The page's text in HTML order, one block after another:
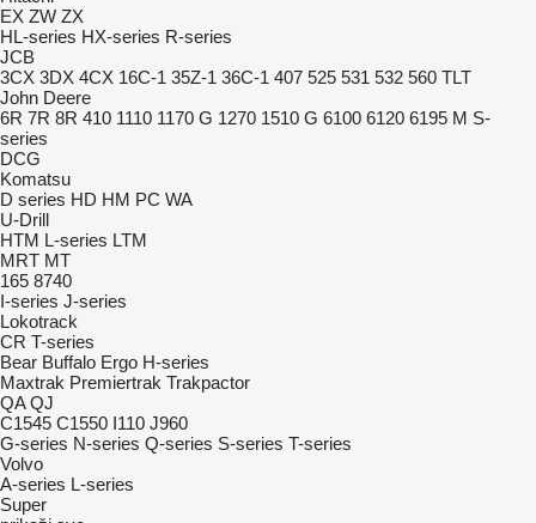
EX ZW ZX
HL-series HX-series R-series
JCB
3CX 3DX 4CX 16C-1 35Z-1 36C-1 407 525 531 532 560 TLT
John Deere
6R 7R 8R 410 1110 1170 G 1270 1510 G 6100 6120 6195 M S-
series
DCG
Komatsu
D series HD HM PC WA
U-Drill
HTM L-series LTM
MRT MT
165 8740
I-series J-series
Lokotrack
CR T-series
Bear Buffalo Ergo H-series
Maxtrak Premiertrak Trakpactor
QA QJ
C1545 C1550 I110 J960
G-series N-series Q-series S-series T-series
Volvo
A-series L-series
Super